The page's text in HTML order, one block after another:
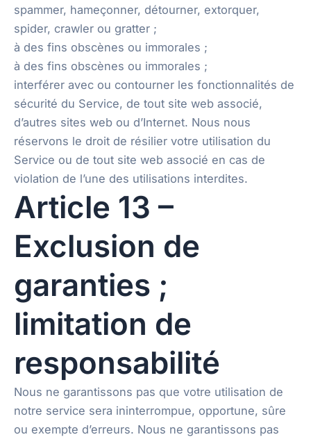
spammer, hameçonner, détourner, extorquer,
spider, crawler ou gratter ;
à des fins obscènes ou immorales ;
à des fins obscènes ou immorales ;
interférer avec ou contourner les fonctionnalités de
sécurité du Service, de tout site web associé,
d’autres sites web ou d’Internet. Nous nous
réservons le droit de résilier votre utilisation du
Service ou de tout site web associé en cas de
violation de l’une des utilisations interdites.
Article 13 –
Exclusion de
garanties ;
limitation de
responsabilité
Nous ne garantissons pas que votre utilisation de
notre service sera ininterrompue, opportune, sûre
ou exempte d’erreurs. Nous ne garantissons pas